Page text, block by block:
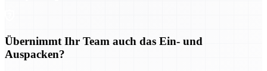
Übernimmt Ihr Team auch das Ein- und
Auspacken?